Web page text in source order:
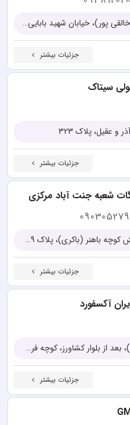
تهران، نازی آباد، چهارراه دخانیات (خالقی پور)، خیابان شهید بابایی، پلاک ۴۷۷
جزئیات بیشتر
سیتاک
عقیل، پلاک 323
جزئیات بیشتر
گات شعبه جنت آباد مرکزی
تهران، خیابان جنت آباد جنوبی، نبش کوچه باهنر (باکری)، پلاک 239
جزئیات بیشتر
آکسفورد
تهران، خیابان کارگر شمالی (امیرآباد)، بعد از بلوار کشاورز، کوچه فردوسی، خیابان سیندخت جنوبی، کوچه مقدم پلاک ۴
جزئیات بیشتر